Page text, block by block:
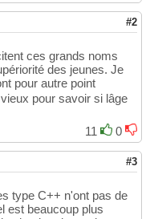
#2
ces grands noms
des jeunes. Je
pour autre point
pour savoir si lâge
11
0
#3
type C++ n'ont pas de
est beaucoup plus